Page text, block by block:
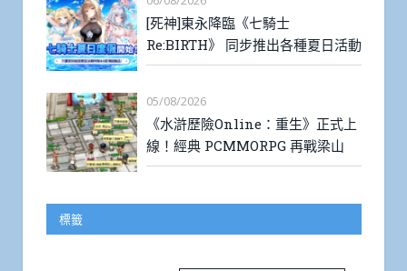
[死神]東永降臨《七騎士
Re:BIRTH》 同步推出各種夏日活動
05/08/2026
《水滸歷險Online：重生》正式上
線！經典 PCMMORPG 再戰梁山
標籤